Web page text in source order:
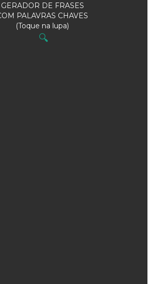
GERADOR DE FRASES
PALAVRAS CHAVES
(Toque na lupa)
🔍